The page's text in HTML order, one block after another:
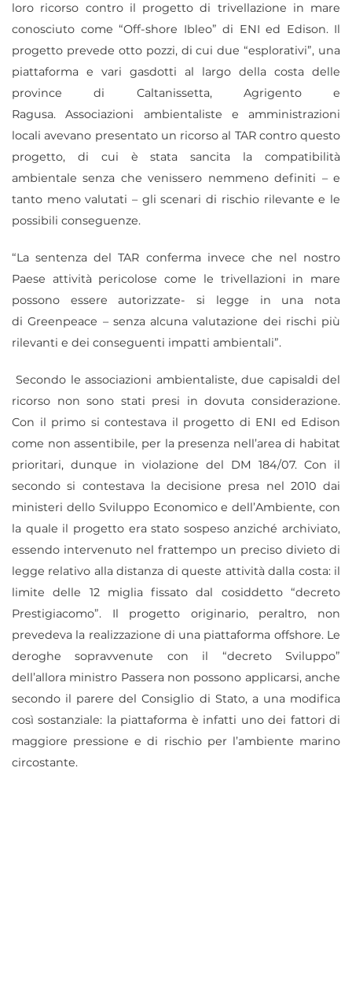
loro ricorso contro il progetto di trivellazione in mare
conosciuto come “Off-shore Ibleo” di ENI ed Edison. Il
progetto prevede otto pozzi, di cui due “esplorativi”, una
piattaforma e vari gasdotti al largo della costa delle
province di Caltanissetta, Agrigento e
Ragusa.
Associazioni ambientaliste e amministrazioni
locali avevano presentato un ricorso al TAR contro questo
progetto, di cui è stata sancita la compatibilità
ambientale senza che venissero nemmeno definiti – e
tanto meno valutati – gli scenari di rischio rilevante e le
possibili conseguenze.
“La sentenza del TAR conferma invece che nel nostro
Paese attività pericolose come le trivellazioni in mare
possono essere autorizzate- si legge in una nota
di Greenpeace – senza alcuna valutazione dei rischi più
rilevanti e dei conseguenti impatti ambientali”.
Secondo le associazioni ambientaliste, due capisaldi del
ricorso non sono stati presi in dovuta considerazione.
Con il primo si contestava il progetto di ENI ed Edison
come non assentibile, per la presenza nell’area di habitat
prioritari, dunque in violazione del DM 184/07. Con il
secondo si contestava la decisione presa nel 2010 dai
ministeri dello Sviluppo Economico e dell’Ambiente, con
la quale il progetto era stato sospeso anziché archiviato,
essendo intervenuto nel frattempo un preciso divieto di
legge relativo alla distanza di queste attività dalla costa: il
limite delle 12 miglia fissato dal cosiddetto “decreto
Prestigiacomo”. Il progetto originario, peraltro, non
prevedeva la realizzazione di una piattaforma offshore. Le
deroghe sopravvenute con il “decreto Sviluppo”
dell’allora ministro Passera non possono applicarsi, anche
secondo il parere del Consiglio di Stato, a una modifica
così sostanziale: la piattaforma è infatti uno dei fattori di
maggiore pressione e di rischio per l’ambiente marino
circostante.